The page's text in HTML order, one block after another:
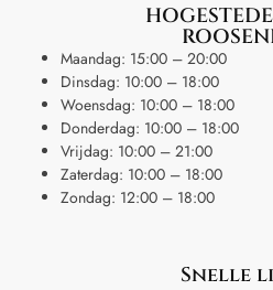
Maandag: 15:00 – 20:00
Dinsdag: 10:00 – 18:00
Woensdag: 10:00 – 18:00
Donderdag: 10:00 – 18:00
Vrijdag: 10:00 – 21:00
Zaterdag: 10:00 – 18:00
Zondag: 12:00 – 18:00
Snelle